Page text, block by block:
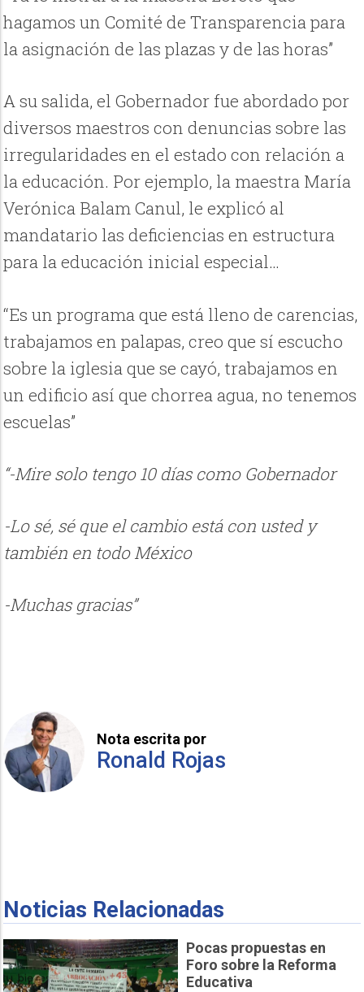
hagamos un Comité de Transparencia para
la asignación de las plazas y de las horas”
A su salida, el Gobernador fue abordado por
diversos maestros con denuncias sobre las
irregularidades en el estado con relación a
la educación. Por ejemplo, la maestra María
Verónica Balam Canul, le explicó al
mandatario las deficiencias en estructura
para la educación inicial especial…
“Es un programa que está lleno de carencias,
trabajamos en palapas, creo que sí escucho
sobre la iglesia que se cayó, trabajamos en
un edificio así que chorrea agua, no tenemos
escuelas”
“-Mire solo tengo 10 días como Gobernador
-Lo sé, sé que el cambio está con usted y
también en todo México
-Muchas gracias”
Nota escrita por
Ronald Rojas
Noticias Relacionadas
Pocas propuestas en
Foro sobre la Reforma
Educativa